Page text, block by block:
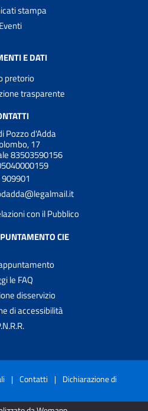
stampa
Eventi
E DATI
pretorio
trasparente
Pozzo d'Adda
17
83503590156
con il Pubblico
CIE
le FAQ
disservizio
di accessibilità
| Contatti | Dichiarazione di